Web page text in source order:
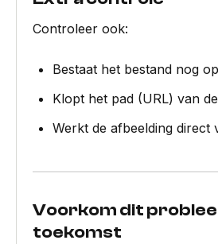
Controleer ook:
Bestaat het bestand nog
Klopt het pad (URL) van
Werkt de afbeelding direct
Voorkom dit
toekomst